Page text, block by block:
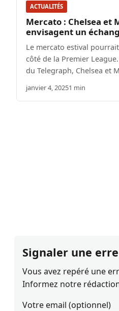
ACTUALITÉS
Mercato : Chelsea et
envisagent un
Le mercato estival
côté de la Premier
du Telegraph, Chelsea et
janvier 4, 20251 min
Signaler une
Vous avez repéré une
Informez notre
Votre email (optionnel)